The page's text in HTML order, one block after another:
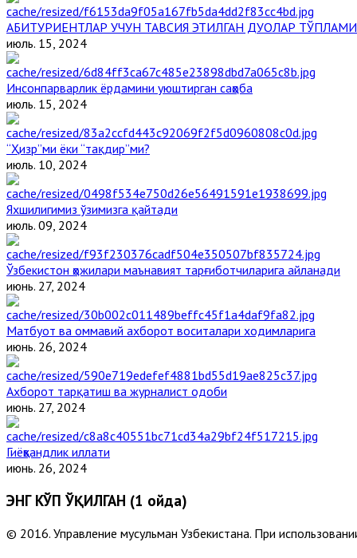
АБИТУРИЕНТЛАР УЧУН ТАВСИЯ ЭТИЛГАН ДУОЛАР ТЎПЛАМИ
июль. 15, 2024
Инсонпарварлик ёрдамини уюштирган саҳоба
июль. 15, 2024
“Ҳизр”ми ёки “тақдир”ми?
июль. 10, 2024
Яхшилигимиз ўзимизга қайтади
июль. 09, 2024
Ўзбекистон ҳожилари маънавият тарғиботчиларига айланади
июнь. 27, 2024
Матбуот ва оммавий ахборот воситалари ходимларига
июнь. 26, 2024
Ахборот тарқатиш ва журналист одоби
июнь. 27, 2024
Гиёҳвандлик иллати
июнь. 26, 2024
ЭНГ КЎП ЎҚИЛГАН (1 ойда)
© 2016. Управление мусульман Узбекистана. При